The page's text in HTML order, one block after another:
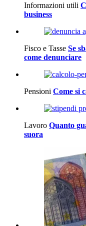
Informazioni utili
business
Fisco e Tasse Se
come denunciare
Pensioni Come si
Lavoro Quanto
suora